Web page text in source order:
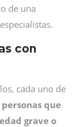
de una
con
cada uno de
que
grave o